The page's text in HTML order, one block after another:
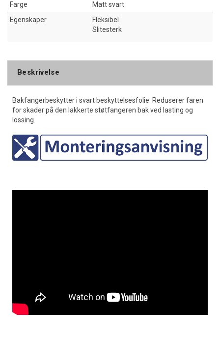
Farge
Matt svart
Egenskaper
Fleksibel
Slitesterk
Beskrivelse
Bakfangerbeskytter i svart beskyttelsesfolie. Reduserer faren
for skader på den lakkerte støtfangeren bak ved lasting og
lossing.